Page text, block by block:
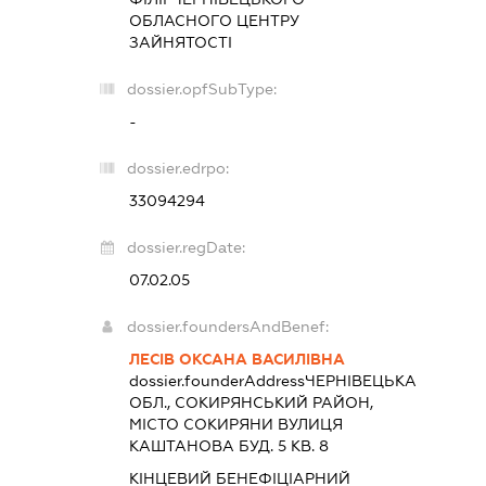
ОБЛАСНОГО ЦЕНТРУ
ЗАЙНЯТОСТІ
dossier.opfSubType:
-
dossier.edrpo:
33094294
dossier.regDate:
07.02.05
dossier.foundersAndBenef:
ЛЕСІВ ОКСАНА ВАСИЛІВНА
dossier.founderAddressЧЕРНІВЕЦЬКА
ОБЛ., СОКИРЯНСЬКИЙ РАЙОН,
МІСТО СОКИРЯНИ ВУЛИЦЯ
КАШТАНОВА БУД. 5 КВ. 8
КІНЦЕВИЙ БЕНЕФІЦІАРНИЙ